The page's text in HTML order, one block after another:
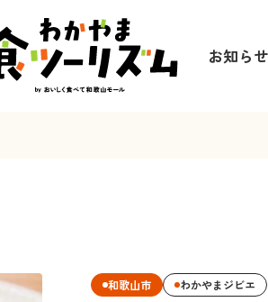
お知らせ
和歌山市 わかやまジビエ